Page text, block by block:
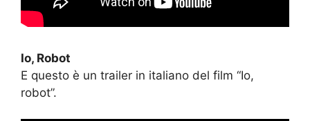
Io, Robot
E questo è un trailer in italiano del film “Io,
robot”.